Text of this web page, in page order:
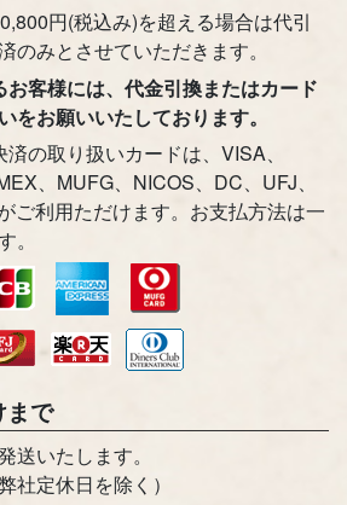
円(税込み)を超える場合は代引
のみとさせていただきます。
客様には、代金引換またはカード
をお願いいたしております。
の取り扱いカードは、VISA、
、MUFG、NICOS、DC、UFJ、
ご利用ただけます。お支払方法は一
。
まで
送いたします。
社定休日を除く）